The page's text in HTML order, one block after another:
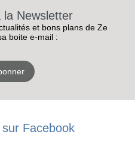
la Newsletter
et bons plans de Ze
boite e-mail :
Facebook